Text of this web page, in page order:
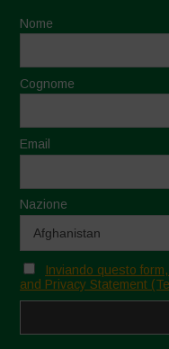
Nome
Cognome
Email
Nazione
Inviando questo
and Privacy Statement